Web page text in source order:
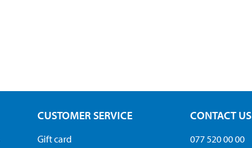
CUSTOMER SERVICE
Gift card
CONTACT US
077 520 00 00